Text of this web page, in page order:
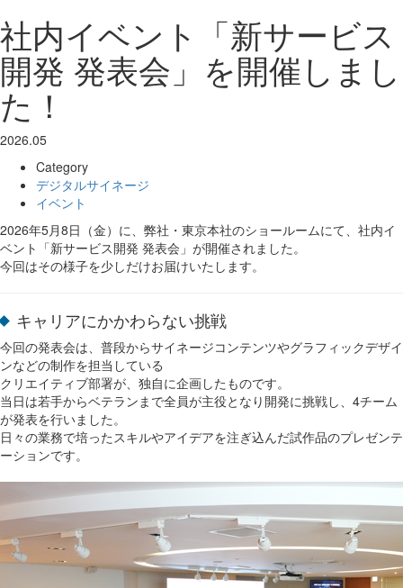
社内イベント「新サービス
開発 発表会」を開催しまし
た！
2026.05
Category
デジタルサイネージ
イベント
2026年5月8日（金）に、弊社・東京本社のショールームにて、社内イ
ベント「新サービス開発 発表会」が開催されました。
今回はその様子を少しだけお届けいたします。
キャリアにかかわらない挑戦
今回の発表会は、普段からサイネージコンテンツやグラフィックデザイ
ンなどの制作を担当している
クリエイティブ部署が、独自に企画したものです。
当日は若手からベテランまで全員が主役となり開発に挑戦し、4チーム
が発表を行いました。
日々の業務で培ったスキルやアイデアを注ぎ込んだ試作品のプレゼンテ
ーションです。